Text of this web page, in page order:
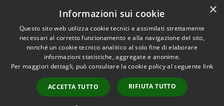
Dichiarazione di accessibilità
Accessibilità
Copyright © 2026 • Comune di
Montano Lucino • Powered by
Municipium•
Accesso
redazione
×
Informazioni sui cookie
Questo sito web utilizza cookie tecnici e assimilati strettamente
necessari al corretto funzionamento e alla navigazione del sito,
nonché un cookie tecnico analitico al solo fine di elaborare
informazioni statistiche, aggregate e anonime.
Per maggiori dettagli, può consultare la cookie policy al seguente link
ACCETTA TUTTO RIFIUTA TUTTO